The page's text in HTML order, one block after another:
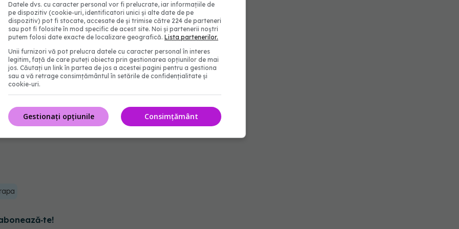
în această poveste. Acești oameni de știință, ale
Premiul Nobel, nu încercau să vindece
cum funcționează aceste forme de viață. O
beneficiază în moduri pe care niciodată nu le-
M.D. Editor in Chief,
Datele dvs. cu caracter personal vor fi prelucrate, iar informațiile de
pe dispozitiv (cookie-uri, identificatori unici și alte date de pe
dispozitiv) pot fi stocate, accesate de și trimise către 224 de parteneri
sau pot fi folosite în mod specific de acest site. Noi și partenerii noștri
putem folosi date exacte de localizare geografică. Lista partenerilor.
Unii furnizori vă pot prelucra datele cu caracter personal în interes
legitim, față de care puteți obiecta prin gestionarea opțiunilor de mai
jos. Căutați un link în partea de jos a acestei pagini pentru a gestiona
sau a vă retrage consimțământul în setările de confidențialitate și
cookie-uri.
Consimțământ
Gestionați opțiunile